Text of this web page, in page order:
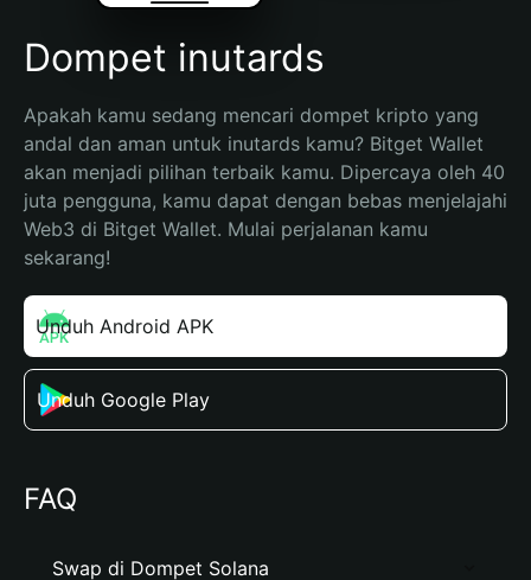
Dompet inutards
Apakah kamu sedang mencari dompet kripto yang
andal dan aman untuk inutards kamu? Bitget Wallet
akan menjadi pilihan terbaik kamu. Dipercaya oleh 40
juta pengguna, kamu dapat dengan bebas menjelajahi
Web3 di Bitget Wallet. Mulai perjalanan kamu
sekarang!
Unduh Android APK
Unduh Google Play
FAQ
Swap di Dompet Solana